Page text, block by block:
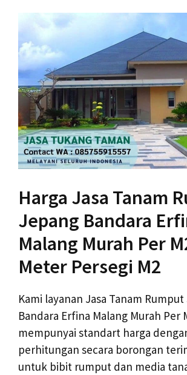
Harga Jasa Tanam
Jepang Bandara
Malang Murah Per
Meter Persegi M2
Kami layanan Jasa Tanam
Bandara Erfina Malang Murah Per
mempunyai standart harga
perhitungan secara borongan
untuk bibit rumput dan media